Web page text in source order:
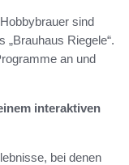
sind
„Brauhaus Riegele“.
an und
interaktiven
bei denen